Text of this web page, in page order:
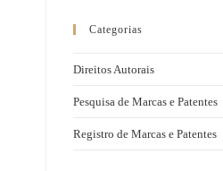
Categorias
Direitos Autorais
Pesquisa de Marcas e Patentes
Registro de Marcas e Patentes